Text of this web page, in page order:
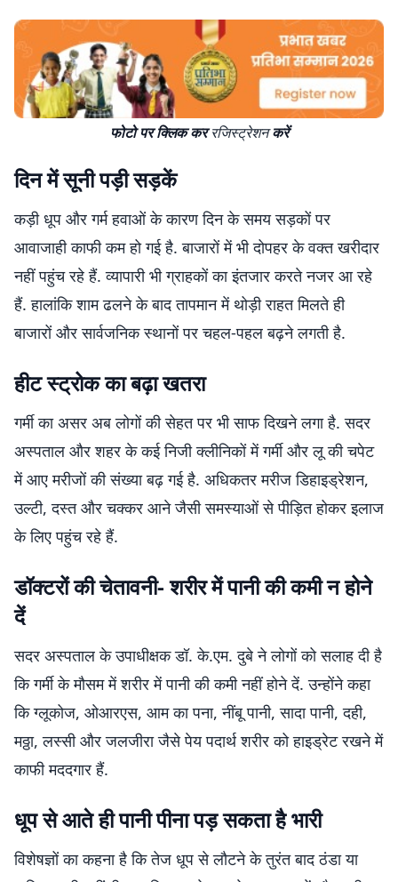
फोटो पर क्लिक कररजिस्ट्रेशनकरें
दिन में सूनी पड़ी सड़कें
कड़ी धूप और गर्म हवाओं के कारण दिन के समय सड़कों पर
आवाजाही काफी कम हो गई है. बाजारों में भी दोपहर के वक्त खरीदार
नहीं पहुंच रहे हैं. व्यापारी भी ग्राहकों का इंतजार करते नजर आ रहे
हैं. हालांकि शाम ढलने के बाद तापमान में थोड़ी राहत मिलते ही
बाजारों और सार्वजनिक स्थानों पर चहल-पहल बढ़ने लगती है.
हीट स्ट्रोक का बढ़ा खतरा
गर्मी का असर अब लोगों की सेहत पर भी साफ दिखने लगा है. सदर
अस्पताल और शहर के कई निजी क्लीनिकों में गर्मी और लू की चपेट
में आए मरीजों की संख्या बढ़ गई है. अधिकतर मरीज डिहाइड्रेशन,
उल्टी, दस्त और चक्कर आने जैसी समस्याओं से पीड़ित होकर इलाज
के लिए पहुंच रहे हैं.
डॉक्टरों की चेतावनी- शरीर में पानी की कमी न होने
दें
सदर अस्पताल के उपाधीक्षक डॉ. के.एम. दुबे ने लोगों को सलाह दी है
कि गर्मी के मौसम में शरीर में पानी की कमी नहीं होने दें. उन्होंने कहा
कि ग्लूकोज, ओआरएस, आम का पना, नींबू पानी, सादा पानी, दही,
मठ्ठा, लस्सी और जलजीरा जैसे पेय पदार्थ शरीर को हाइड्रेट रखने में
काफी मददगार हैं.
धूप से आते ही पानी पीना पड़ सकता है भारी
विशेषज्ञों का कहना है कि तेज धूप से लौटने के तुरंत बाद ठंडा या